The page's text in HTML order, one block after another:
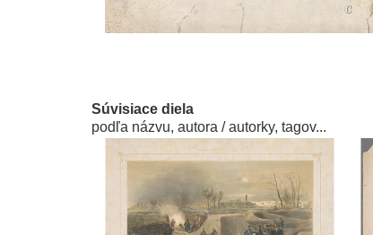
Súvisiace diela
podľa názvu, autora / autorky, tagov...